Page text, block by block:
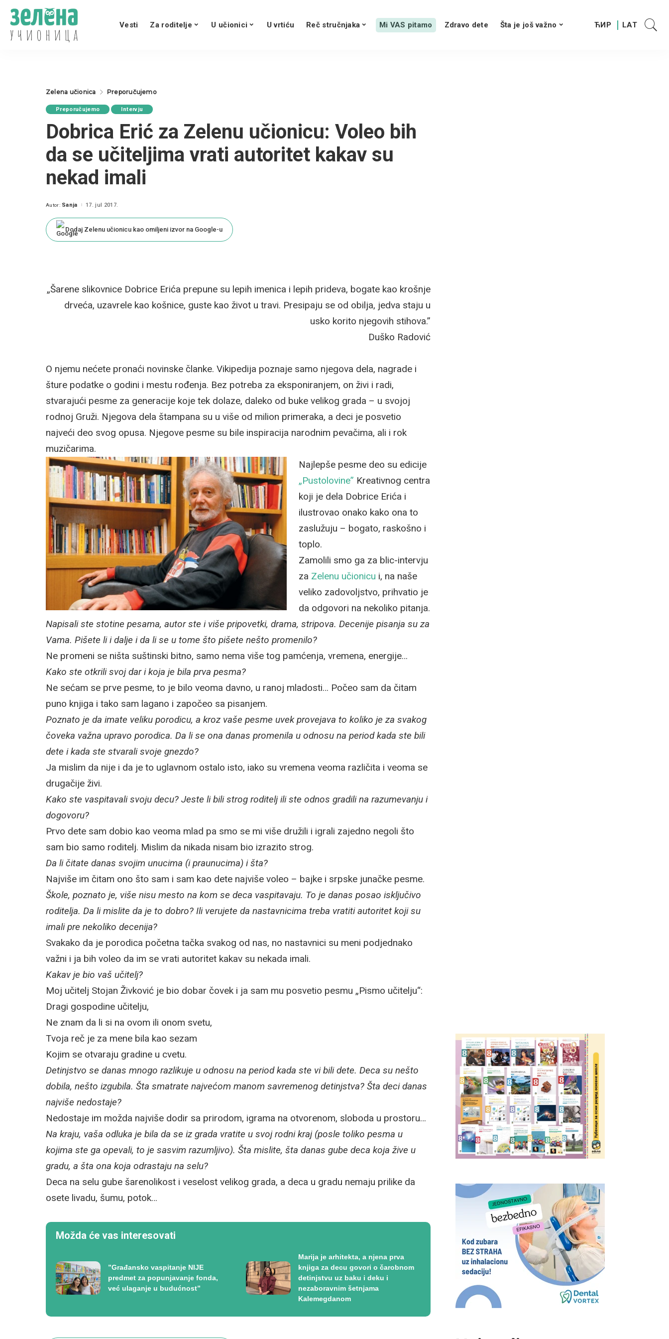
Vesti Za roditelje U učionici U vrtiću Reč stručnjaka Mi VAS pitamo Zdravo dete Šta je još važno
Zelena učionica Preporučujemo
Preporučujemo Intervju
Dobrica Erić za Zelenu učionicu: Voleo bih
da se učiteljima vrati autoritet kakav su
nekad imali
Posted
Autor: Sanja 17. jul 2017.
Dodaj Zelenu učionicu kao omiljeni izvor na Google-u
„Šarene slikovnice Dobrice Erića prepune su lepih imenica i lepih prideva, bogate kao krošnje
drveća, uzavrele kao košnice, guste kao život u travi. Presipaju se od obilja, jedva staju u
usko korito njegovih stihova.”
Duško Radović
O njemu nećete pronaći novinske članke. Vikipedija poznaje samo njegova dela, nagrade i
šture podatke o godini i mestu rođenja. Bez potreba za eksponiranjem, on živi i radi,
stvarajući pesme za generacije koje tek dolaze, daleko od buke velikog grada – u svojoj
rodnoj Gruži. Njegova dela štampana su u više od milion primeraka, a deci je posvetio
najveći deo svog opusa. Njegove pesme su bile inspiracija narodnim pevačima, ali i rok
muzičarima.
Najlepše pesme deo su edicije
„Pustolovine” Kreativnog centra
koji je dela Dobrice Erića i
ilustrovao onako kako ona to
zaslužuju – bogato, raskošno i
toplo.
Zamolili smo ga za blic-intervju
za Zelenu učionicu i, na naše
veliko zadovoljstvo, prihvatio je
da odgovori na nekoliko pitanja.
Napisali ste stotine pesama, autor ste i više pripovetki, drama, stripova. Decenije pisanja su za
Vama. Pišete li i dalje i da li se u tome što pišete nešto promenilo?
Ne promeni se ništa suštinski bitno, samo nema više tog pamćenja, vremena, energije…
Kako ste otkrili svoj dar i koja je bila prva pesma?
Ne sećam se prve pesme, to je bilo veoma davno, u ranoj mladosti… Počeo sam da čitam
puno knjiga i tako sam lagano i započeo sa pisanjem.
Poznato je da imate veliku porodicu, a kroz vaše pesme uvek provejava to koliko je za svakog
čoveka važna upravo porodica. Da li se ona danas promenila u odnosu na period kada ste bili
dete i kada ste stvarali svoje gnezdo?
Ja mislim da nije i da je to uglavnom ostalo isto, iako su vremena veoma različita i veoma se
drugačije živi.
Kako ste vaspitavali svoju decu? Jeste li bili strog roditelj ili ste odnos gradili na razumevanju i
dogovoru?
Prvo dete sam dobio kao veoma mlad pa smo se mi više družili i igrali zajedno negoli što
sam bio samo roditelj. Mislim da nikada nisam bio izrazito strog.
Da li čitate danas svojim unucima (i praunucima) i šta?
Najviše im čitam ono što sam i sam kao dete najviše voleo – bajke i srpske junačke pesme.
Škole, poznato je, više nisu mesto na kom se deca vaspitavaju. To je danas posao isključivo
roditelja. Da li mislite da je to dobro? Ili verujete da nastavnicima treba vratiti autoritet koji su
imali pre nekoliko decenija?
Svakako da je porodica početna tačka svakog od nas, no nastavnici su meni podjednako
važni i ja bih voleo da im se vrati autoritet kakav su nekada imali.
Kakav je bio vaš učitelj?
Moj učitelj Stojan Živković je bio dobar čovek i ja sam mu posvetio pesmu „Pismo učitelju“:
Dragi gospodine učitelju,
Ne znam da li si na ovom ili onom svetu,
Tvoja reč je za mene bila kao sezam
Kojim se otvaraju gradine u cvetu.
Detinjstvo se danas mnogo razlikuje u odnosu na period kada ste vi bili dete. Deca su nešto
dobila, nešto izgubila. Šta smatrate najvećom manom savremenog detinjstva? Šta deci danas
najviše nedostaje?
Nedostaje im možda najviše dodir sa prirodom, igrama na otvorenom, sloboda u prostoru…
Na kraju, vaša odluka je bila da se iz grada vratite u svoj rodni kraj (posle toliko pesma u
kojima ste ga opevali, to je sasvim razumljivo). Šta mislite, šta danas gube deca koja žive u
gradu, a šta ona koja odrastaju na selu?
Deca na selu gube šarenolikost i veselost velikog grada, a deca u gradu nemaju prilike da
osete livadu, šumu, potok…
Možda će vas interesovati
”Građansko vaspitanje NIJE
predmet za popunjavanje fonda,
već ulaganje u budućnost”
Marija je arhitekta, a njena prva
knjiga za decu govori o čarobnom
detinjstvu uz baku i deku i
nezaboravnim šetnjama
Kalemegdanom